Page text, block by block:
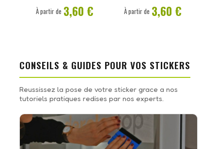
À partir de 3,60 € À partir de 3,60 €
CONSEILS & GUIDES POUR VOS STICKERS
Reussissez la pose de votre sticker grace a nos
tutoriels pratiques redises par nos experts.